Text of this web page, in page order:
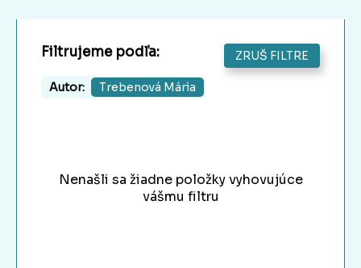
Filtrujeme podľa: ZRUŠ FILTRE
Autor: Trebenová Mária
Nenašli sa žiadne položky vyhovujúce
vášmu filtru